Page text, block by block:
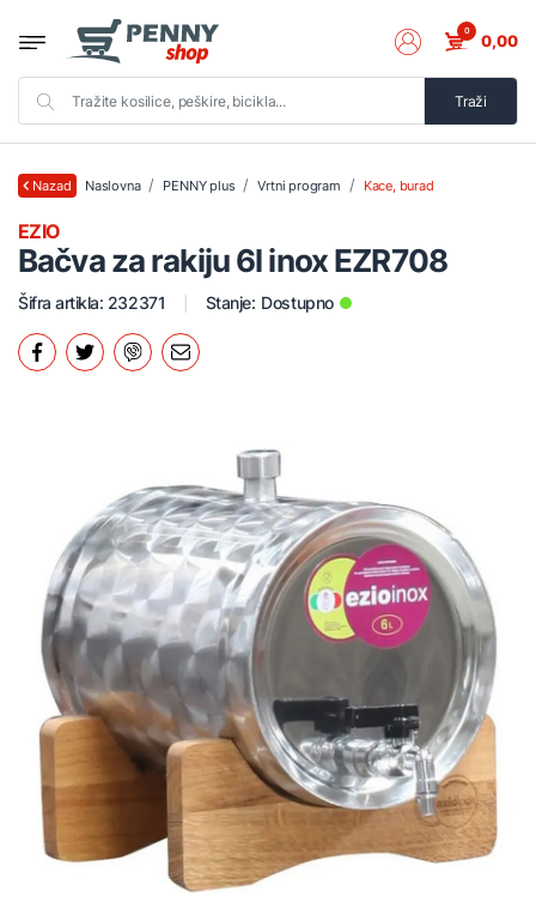
Traži
0 0,00
Nazad Naslovna PENNY plus Vrtni program Kace, burad
Bačva za rakiju 6l inox EZR708
EZIO
Šifra artikla: 232371 Stanje: Dostupno